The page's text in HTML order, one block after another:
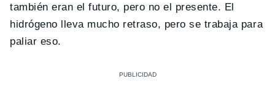
también eran el futuro, pero no el presente. El
hidrógeno lleva mucho retraso, pero se trabaja para
paliar eso.